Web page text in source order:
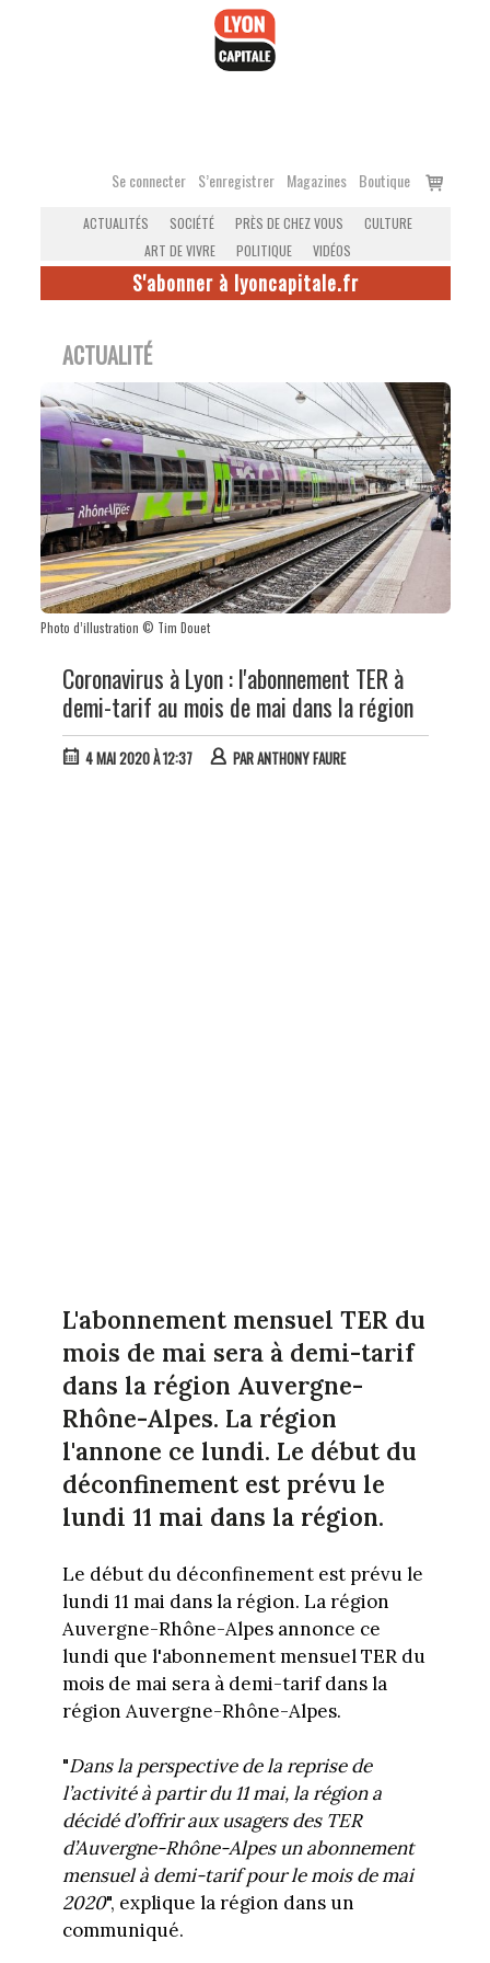
Se connecter S’enregistrer Magazines Boutique
Voir
ACTUALITÉS SOCIÉTÉ PRÈS DE CHEZ VOUS
CULTURE
ART DE VIVRE
POLITIQUE VIDÉOS
S'abonner à lyoncapitale.fr
ACTUALITÉ
Photo d’illustration © Tim Douet
Coronavirus à Lyon : l'abonnement TER à
demi-tarif au mois de mai dans la région
4 MAI 2020 À 12:37 PARANTHONY FAURE
L'abonnement mensuel TER du
mois de mai sera à demi-tarif
dans la région Auvergne-
Rhône-Alpes. La région
l'annone ce lundi. Le début du
déconfinement est prévu le
lundi 11 mai dans la région.
Le début du déconfinement est prévu le
lundi 11 mai dans la région. La région
Auvergne-Rhône-Alpes annonce ce
lundi que l'abonnement mensuel TER du
mois de mai sera à demi-tarif dans la
région Auvergne-Rhône-Alpes.
"Dans la perspective de la reprise de
l’activité à partir du 11 mai, la région a
décidé d’offrir aux usagers des TER
d’Auvergne-Rhône-Alpes un abonnement
mensuel à demi-tarif pour le mois de mai
2020", explique la région dans un
communiqué.